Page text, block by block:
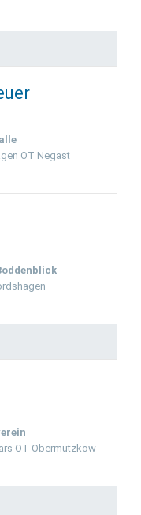
OT Negast
OT Obermützkow